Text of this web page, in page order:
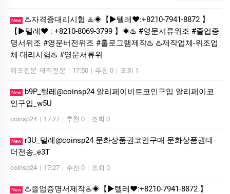
New
♨️자격증대리시험 ♨️◈【▶텔레♥:+8210-7941-8872 】
【▶텔레♥ : +8210-8069-3799 】◈♨️ #영문서류위조 #졸업증
명서위조 #영문버전위조 #홀로그램제작♨️ ♨️제작업체-위조업
체-대리시험♨️ #영문서류위
위조전문-제작전문 | 17:50 | 추천 0 | 조회 1
New
b9P_텔레@coinsp24 알리페이비트코인구입 알리페이코
인구입_w5U
coinsp24 | 17:27 | 추천 0 | 조회 0
New
r3U_텔레@coinsp24 문화상품권코인구매 문화상품권테
더전송_e3T
coinsp24 | 17:27 | 추천 0 | 조회 0
New
♨️졸업증명서제작♨️◈【▶텔레♥:+8210-7941-8872 】